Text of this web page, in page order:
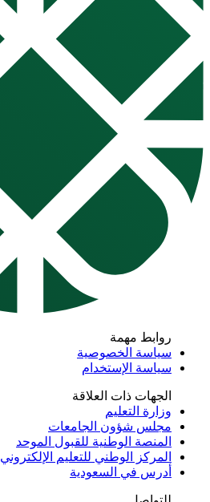
روابط مهمة
سياسة الخصوصية
سياسة الإستخدام
الجهات ذات العلاقة
وزارة التعليم
مجلس شؤون الجامعات
المنصة الوطنية للقبول الموحد
المركز الوطني للتعليم الإلكتروني
أدرس في السعودية